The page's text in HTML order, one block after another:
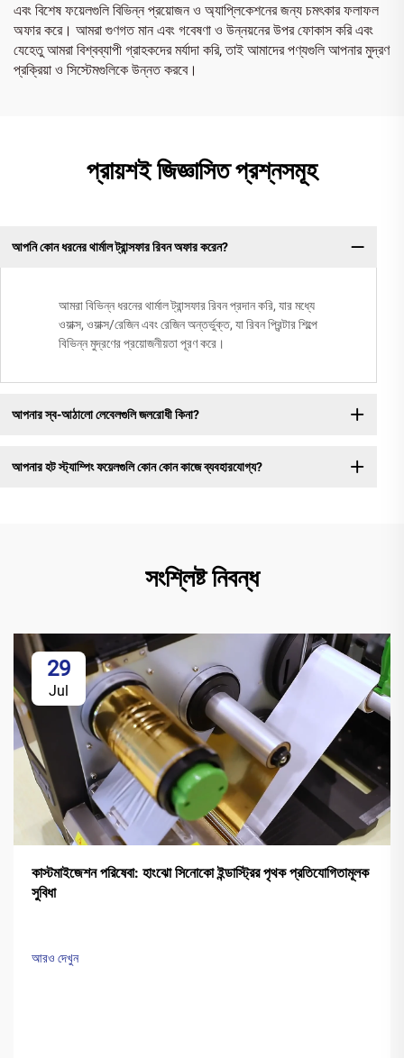
এবং বিশেষ ফয়েলগুলি বিভিন্ন প্রয়োজন ও অ্যাপ্লিকেশনের জন্য চমৎকার ফলাফল
অফার করে। আমরা গুণগত মান এবং গবেষণা ও উন্নয়নের উপর ফোকাস করি এবং
যেহেতু আমরা বিশ্বব্যাপী গ্রাহকদের মর্যাদা করি, তাই আমাদের পণ্যগুলি আপনার মুদ্রণ
প্রক্রিয়া ও সিস্টেমগুলিকে উন্নত করবে।
প্রায়শই জিজ্ঞাসিত প্রশ্নসমূহ
আপনি কোন ধরনের থার্মাল ট্রান্সফার রিবন অফার করেন?
আমরা বিভিন্ন ধরনের থার্মাল ট্রান্সফার রিবন প্রদান করি, যার মধ্যে
ওয়াক্স, ওয়াক্স/রেজিন এবং রেজিন অন্তর্ভুক্ত, যা রিবন প্রিন্টার শিল্পে
বিভিন্ন মুদ্রণের প্রয়োজনীয়তা পূরণ করে।
আপনার স্ব-আঠালো লেবেলগুলি জলরোধী কিনা?
আপনার হট স্ট্যাম্পিং ফয়েলগুলি কোন কোন কাজে ব্যবহারযোগ্য?
সংশ্লিষ্ট নিবন্ধ
29
Jul
কাস্টমাইজেশন পরিষেবা: হাংঝো সিনোকো ইন্ডাস্ট্রির পৃথক প্রতিযোগিতামূলক
সুবিধা
আরও দেখুন